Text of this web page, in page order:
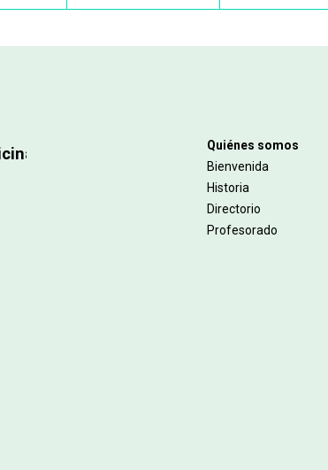
Navegación
principal
Quiénes somos
Bienvenida
Historia
Directorio
Profesorado